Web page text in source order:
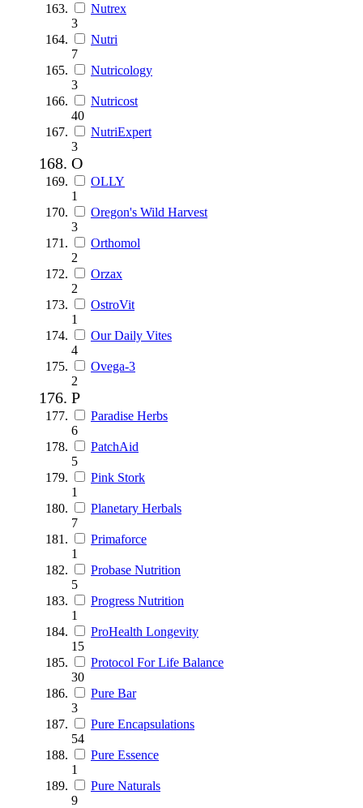
Nutrex
3
Nutri
7
Nutricology
3
Nutricost
40
NutriExpert
3
O
OLLY
1
Oregon's Wild Harvest
3
Orthomol
2
Orzax
2
OstroVit
1
Our Daily Vites
4
Ovega-3
2
P
Paradise Herbs
6
PatchAid
5
Pink Stork
1
Planetary Herbals
7
Primaforce
1
Probase Nutrition
5
Progress Nutrition
1
ProHealth Longevity
15
Protocol For Life Balance
30
Pure Bar
3
Pure Encapsulations
54
Pure Essence
1
Pure Naturals
9